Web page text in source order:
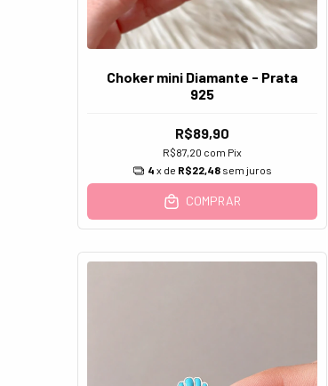
Choker mini Diamante - Prata
925
R$89,90
R$87,20 com Pix
4 x de R$22,48 sem juros
COMPRAR